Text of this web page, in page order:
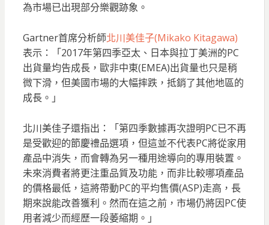
為市場已出現部分樂觀跡象。
Gartner首席分析師北川美佳子(Mikako Kitagawa)
表示：「2017年第四季亞太、日本與拉丁美洲的PC
出貨量均告成長，歐非中東(EMEA)出貨量也只是稍
微下滑，但美國市場的大幅摔跌，抵銷了其他地區的
成長。」
北川美佳子還指出：「第四季數據再次證明PC已不再
是受歡迎的節慶禮品選項，但這並不代表PC將從家用
產品中消失，而會轉為另一種用途導向的專用裝置。
未來消費者將更注重品質及功能，而非比較哪項產品
的價格最低，這將帶動PC的平均售價(ASP)走高，長
期來說能改善獲利。然而在這之前，市場仍將因PC使
用者減少而經歷一段萎縮期。」